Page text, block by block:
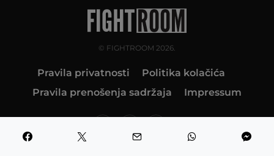
© FIGHTROOM 2026.
Pravila privatnosti
Politika kolačića
Pravila prenošenja sadržaja
Impressum